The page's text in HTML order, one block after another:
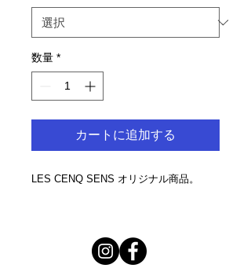
数量 *
カートに追加する
LES CENQ SENS オリジナル商品。